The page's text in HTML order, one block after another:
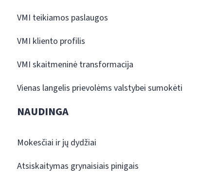
VMI teikiamos paslaugos
VMI kliento profilis
VMI skaitmeninė transformacija
Vienas langelis prievolėms valstybei sumokėti
NAUDINGA
Mokesčiai ir jų dydžiai
Atsiskaitymas grynaisiais pinigais